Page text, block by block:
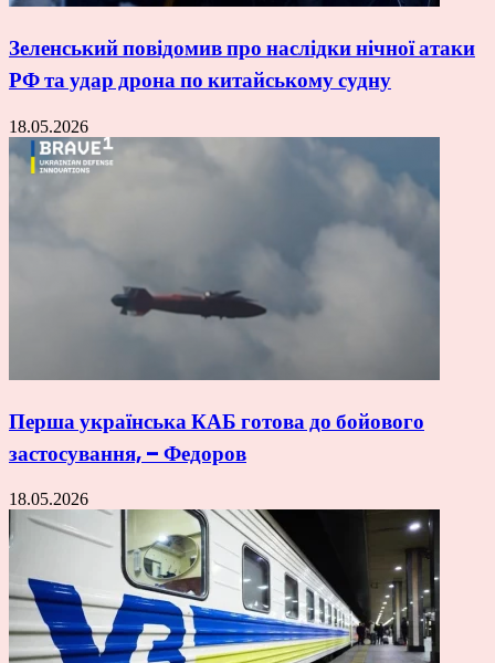
Зеленський повідомив про наслідки нічної атаки
РФ та удар дрона по китайському судну
18.05.2026
Перша українська КАБ готова до бойового
застосування, – Федоров
18.05.2026